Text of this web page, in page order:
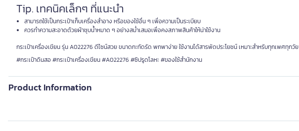
Tip. เทคนิคเล็กๆ ที่แนะนำ
สามารถใช้เป็นกระเป๋าเก็บเครื่องสำอาง หรือของใช้อื่น ๆ เพื่อความเป็นระเบียบ
ควรทำความสะอาดด้วยผ้าชุบน้ำหมาด ๆ อย่างสม่ำเสมอเพื่อคงสภาพสินค้าให้น่าใช้งาน
กระเป๋าเครื่องเขียน รุ่น A022276 ดีไซน์สวย ขนาดกะทัดรัด พกพาง่าย ใช้งานได้สารพัดประโยชน์ เหมาะสำหรับทุกเพศทุกวัย
#กระเป๋าดินสอ #กระเป๋าเครื่องเขียน #A022276 #ซิปรูดโลหะ #ของใช้สำนักงาน
Product Information